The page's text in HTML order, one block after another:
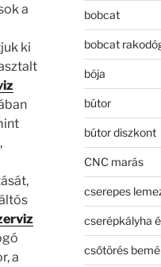
a
ki
a
bobcat
bobcat
bója
bútor
bútor diszkont
CNC marás
cserepes
cserépkályha
csőtörés